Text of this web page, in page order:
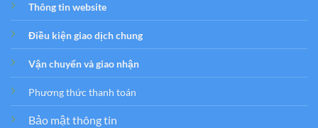
Thông tin website
Điều kiện giao dịch chung
Vận chuyển và giao nhận
Phương thức thanh toán
Bảo mật thông tin